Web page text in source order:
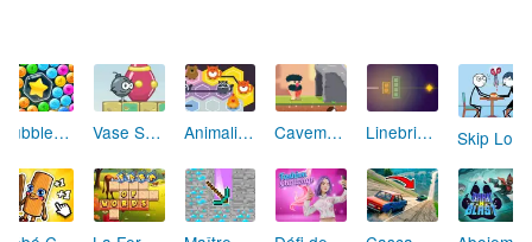
Fusée Chromatique: La Course des Couleurs Tir Parfait Marathon Champion io AniBlocos: Connecte les Animaux Mignons! Granny Revient 3D : Destin Maléfique Dessine et Écrase : Le Jeu des Monstres
Hôtel des Animaux de Rêve